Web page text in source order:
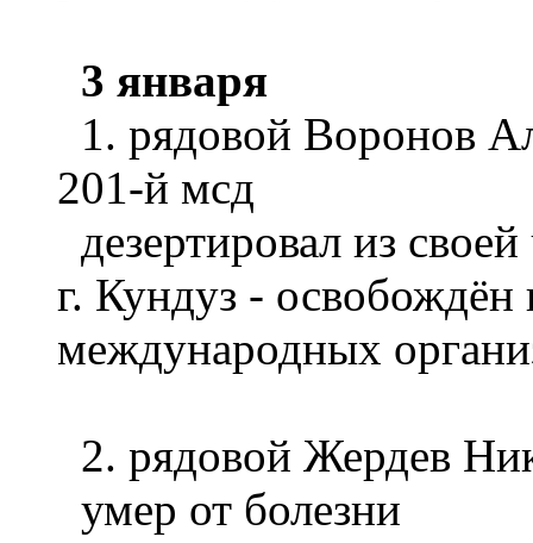
3 января
1. рядовой Воронов
201-й мсд
дезертировал из
г. Кундуз - освобождён
международных
2. рядовой Жердев
умер от болезни